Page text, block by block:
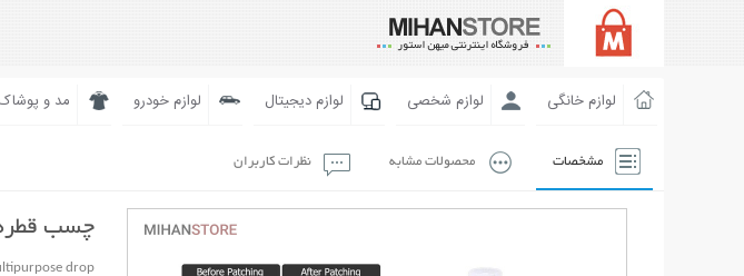
لوازم خانگی لوازم شخصی لوازم دیجیتال لوازم خودرو مد و
مشخصات محصولات مشابه نظرات کاربران
چسب
drop